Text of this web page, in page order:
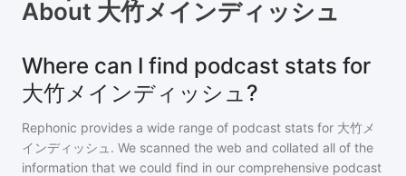
About 大竹メインディッシュ
Where can I find podcast stats for
大竹メインディッシュ?
Rephonic provides a wide range of podcast stats for 大竹メ
インディッシュ . We scanned the web and collated all of the
information that we could find in our comprehensive podcast